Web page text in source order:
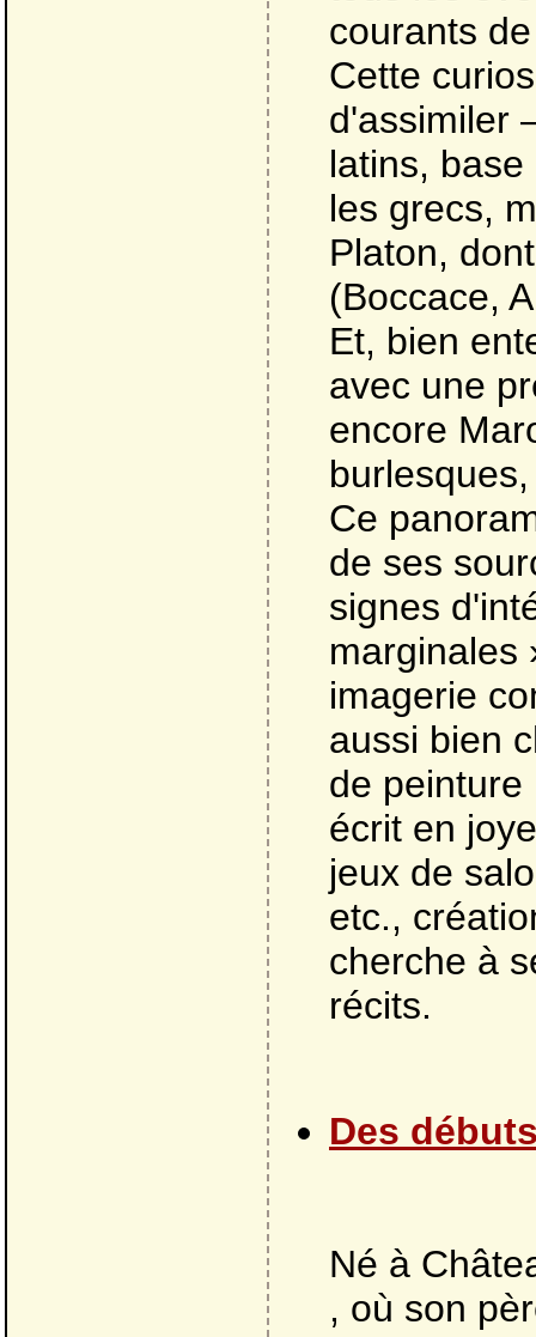
courants
Cette
d'assimiler
latins,
les grecs,
Platon,
(Boccace,
Et, bien
avec une
encore
Ce
de ses
signes
marginales
imagerie
aussi bien
de peinture
écrit en
jeux de
etc.,
cherche à
récits.
Des
Né à
, où son